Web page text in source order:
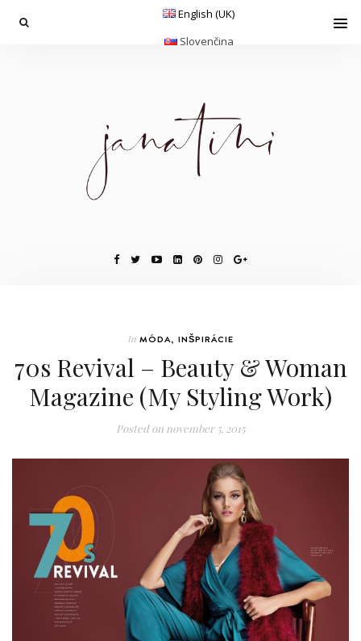
English (UK)
Slovenčina
In MÓDA, INŠPIRÁCIE
70s Revival – Beauty & Woman
Magazine (My Styling Work)
Posted on november 5, 2015